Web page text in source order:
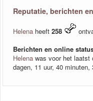
Reputatie, berichten
Helena heeft 258
Berichten en online
Helena was voor het laatst
dagen, 11 uur, 40